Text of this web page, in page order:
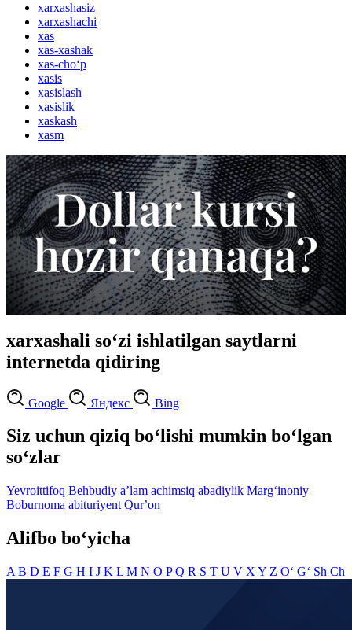
xarxashasiz
xarxashachi
xas
xas-xashak
xas-cho‘p
xasis
xasislash
xasislik
xaskash
xasm
xarxashali so‘zi ishlatilgan saytlarni
internetda qidiring
Google Яндекс Bing
Siz uchun qiziq bo‘lishi mumkin bo‘lgan
so‘zlar
Yevroittifoq Behbudiy aʼlam achimsiq abadiylik Marg‘inoniy
Boburnoma abituriyent Qurʼon
Alifbo bo‘yicha
A B D E F G H I J K L M N O PQ R S T U V X Y Z O‘ G‘ Sh Ch